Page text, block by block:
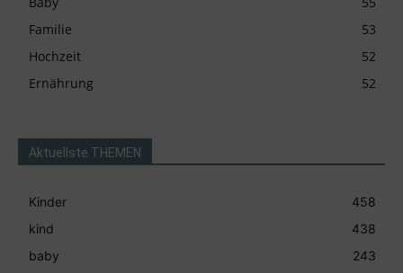
Familie
53
Hochzeit
52
Ernährung
52
Aktuellste THEMEN
Kinder
458
kind
438
baby
243